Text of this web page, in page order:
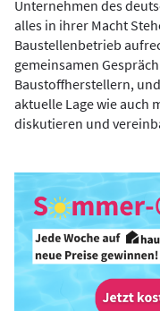
Unternehmen des
alles in ihrer Macht
Baustellenbetrieb
gemeinsamen
Baustoffherstellern,
aktuelle Lage wie auch
diskutieren und